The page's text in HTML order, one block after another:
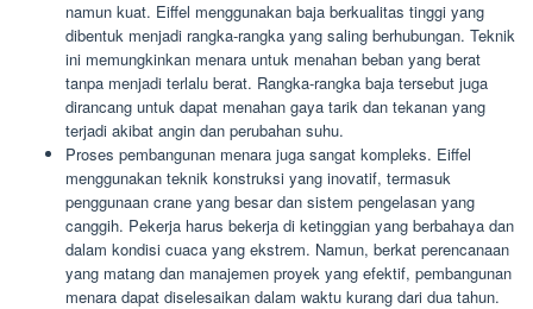
namun kuat. Eiffel menggunakan baja berkualitas tinggi yang
dibentuk menjadi rangka-rangka yang saling berhubungan. Teknik
ini memungkinkan menara untuk menahan beban yang berat
tanpa menjadi terlalu berat. Rangka-rangka baja tersebut juga
dirancang untuk dapat menahan gaya tarik dan tekanan yang
terjadi akibat angin dan perubahan suhu.
Proses pembangunan menara juga sangat kompleks. Eiffel
menggunakan teknik konstruksi yang inovatif, termasuk
penggunaan crane yang besar dan sistem pengelasan yang
canggih. Pekerja harus bekerja di ketinggian yang berbahaya dan
dalam kondisi cuaca yang ekstrem. Namun, berkat perencanaan
yang matang dan manajemen proyek yang efektif, pembangunan
menara dapat diselesaikan dalam waktu kurang dari dua tahun.